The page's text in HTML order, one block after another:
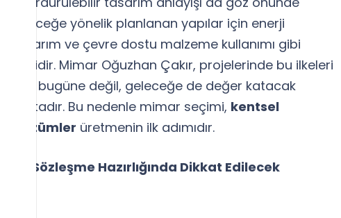
Geleceğe yönelik planlanan yapılar için enerji
tasarım ve çevre dostu malzeme kullanımı gibi
Mimar Oğuzhan Çakır, projelerinde bu ilkeleri
bugüne değil, geleceğe de değer katacak
Bu nedenle mimar seçimi, kentsel
çözümler üretmenin ilk adımıdır.
Ve Sözleşme Hazırlığında Dikkat Edilecek